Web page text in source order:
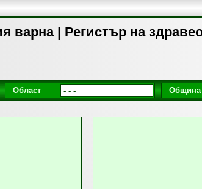
варна | Регистър на
Област Община